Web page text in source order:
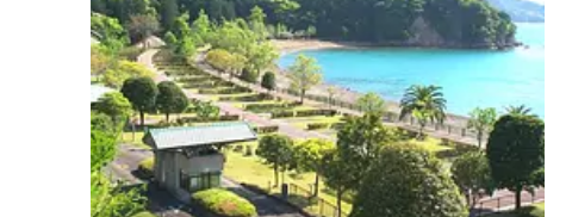
浴場棟には男女別に内湯...